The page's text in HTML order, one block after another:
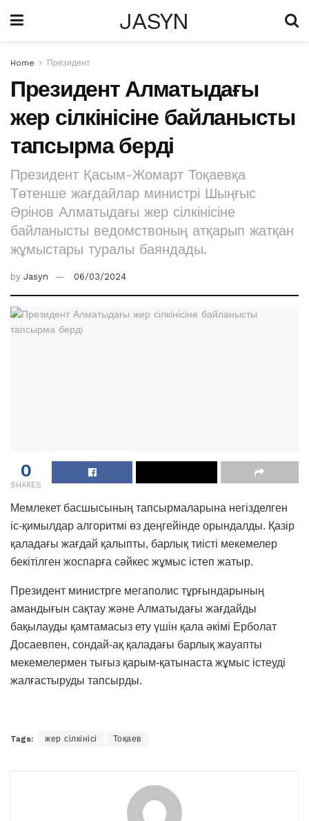
JASYN
Home Президент
Президент Алматыдағы
жер сілкінісіне байланысты
тапсырма берді
Президент Қасым-Жомарт Тоқаевқа
Төтенше жағдайлар министрі Шыңғыс
Әрінов Алматыдағы жер сілкінісіне
байланысты ведомствоның атқарып жатқан
жұмыстары туралы баяндады.
by Jasyn 06/03/2024
0
SHARES
Мемлекет басшысының тапсырмаларына негізделген
іс-қимылдар алгоритмі өз деңгейінде орындалды. Қазір
қаладағы жағдай қалыпты, барлық тиісті мекемелер
бекітілген жоспарға сәйкес жұмыс істеп жатыр.
Президент министрге мегаполис тұрғындарының
амандығын сақтау және Алматыдағы жағдайды
бақылауды қамтамасыз ету үшін қала әкімі Ерболат
Досаевпен, сондай-ақ қаладағы барлық жауапты
мекемелермен тығыз қарым-қатынаста жұмыс істеуді
жалғастыруды тапсырды.
Tags: жер сілкінісі Тоқаев